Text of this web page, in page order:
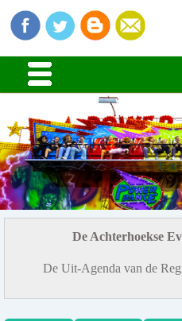
De Achterhoekse
De Uit-Agenda van de